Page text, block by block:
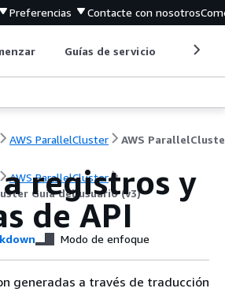
Preferencias Contacte con nosotros
Guías de servicio
AWS ParallelCluster
AWS ParallelCluster
Guía del usuario (v3)
a registros y
de API
Modo de enfoque
generadas a través de traducción